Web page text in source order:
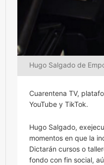
Hugo Salgado de
Cuarentena TV,
YouTube y TikTok.
Hugo Salgado,
momentos en que la
Dictarán cursos o
fondo con fin social,